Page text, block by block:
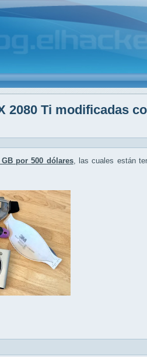
2080 Ti modificadas
por 500 dólares, las cuales están